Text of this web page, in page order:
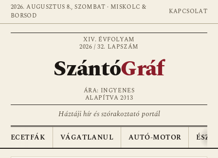
2026. AUGUSZTUS 8., SZOMBAT · MISKOLC &
BORSOD
KAPCSOLAT
XIV. ÉVFOLYAM
2026 / 32. LAPSZÁM
SzántóGráf
ÁRA: INGYENES
ALAPÍTVA 2013
Háztáji hír és szórakoztató portál
ECETFÁK VÁGATLANUL AUTÓ-MOTOR